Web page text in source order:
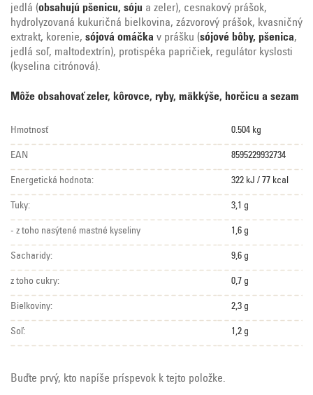
jedlá (obsahujú pšenicu, sóju a zeler), cesnakový prášok,
hydrolyzovaná kukuričná bielkovina, zázvorový prášok, kvasničný
extrakt, korenie, sójová omáčka v prášku (sójové bôby, pšenica,
jedlá soľ, maltodextrín), protispéka papričiek, regulátor kyslosti
(kyselina citrónová).
Môže obsahovať zeler, kôrovce, ryby, mäkkýše, horčicu a sezam
Hmotnosť 0.504 kg
EAN 8595229932734
Energetická hodnota: 322 kJ / 77 kcal
Tuky: 3,1 g
- z toho nasýtené mastné kyseliny 1,6 g
Sacharidy: 9,6 g
z toho cukry: 0,7 g
Bielkoviny: 2,3 g
Soľ: 1,2 g
Buďte prvý, kto napíše príspevok k tejto položke.